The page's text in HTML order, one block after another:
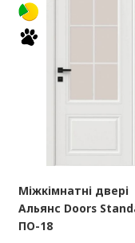
Міжкімнатні двері
Альянс Doors
ПО-18